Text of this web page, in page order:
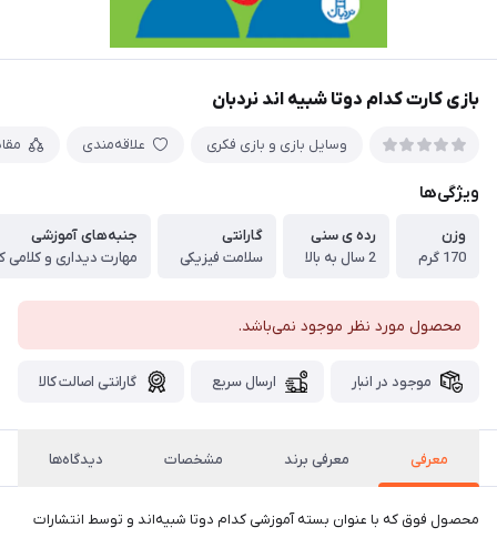
بازی کارت کدام دوتا شبیه اند نردبان
وسایل بازی و بازی فکری علاقه‌مندی
ویژگی‌ها
وزن
170 گرم
رده ی سنی
2 سال به بالا
گارانتی
سلامت فیزیکی
جنبه‌های آموزشی
محصول مورد نظر موجود نمی‌باشد.
موجود در انبار ارسال سریع گارانتی اصالت کالا
معرفی معرفی برند مشخصات دیدگاه‌ها
محصول فوق که با عنوان بسته آموزشی کدام دوتا شبیه‌اند و توسط انتشارات